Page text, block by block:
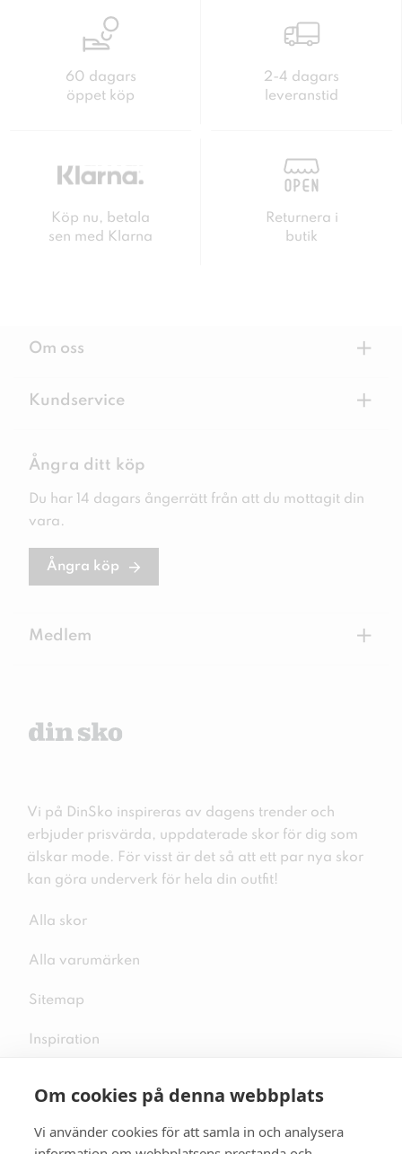
Om cookies på denna webbplats
Vi använder cookies för att samla in och analysera
60 dagars
öppet köp
2-4 dagars
leveranstid
Köp nu, betala
sen med Klarna
Returnera i
butik
Om oss +
Kundservice +
Ångra ditt köp
Du har 14 dagars ångerrätt från att du mottagit din
vara.
Ångra köp
Medlem +
Vi på DinSko inspireras av dagens trender och
erbjuder prisvärda, uppdaterade skor för dig som
älskar mode. För visst är det så att ett par nya skor
kan göra underverk för hela din outfit!
Alla skor
Alla varumärken
Sitemap
Inspiration
Följ oss på sociala medier